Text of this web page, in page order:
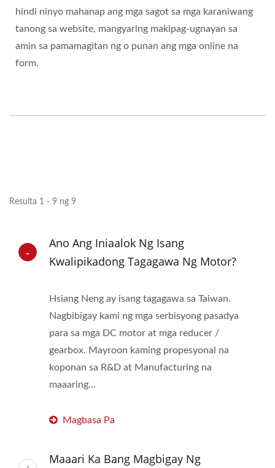
hindi ninyo mahanap ang mga sagot sa mga karaniwang
tanong sa website, mangyaring makipag-ugnayan sa
amin sa pamamagitan ng o punan ang mga online na
form.
Resulta 1 - 9 ng 9
Ano Ang Iniaalok Ng Isang
Kwalipikadong Tagagawa Ng Motor?
Hsiang Neng ay isang tagagawa sa Taiwan.
Nagbibigay kami ng mga serbisyong pasadya
para sa mga DC motor at mga reducer /
gearbox. Mayroon kaming propesyonal na
koponan sa R&D at Manufacturing na
maaaring...
Magbasa Pa
Maaari Ka Bang Magbigay Ng